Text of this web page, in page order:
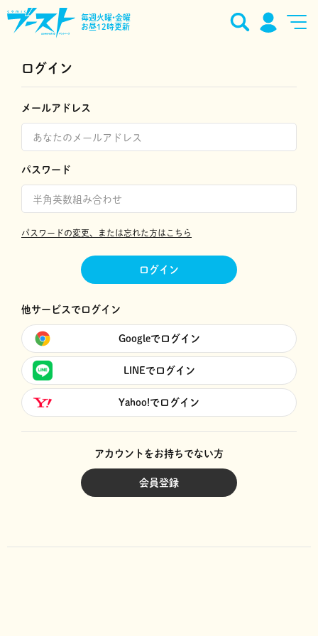
毎週火曜•金曜
お昼12時更新
ログイン
メールアドレス
パスワード
パスワードの変更、または忘れた方はこちら
ログイン
他サービスでログイン
Googleでログイン
LINEでログイン
Yahoo!でログイン
アカウントをお持ちでない方
会員登録